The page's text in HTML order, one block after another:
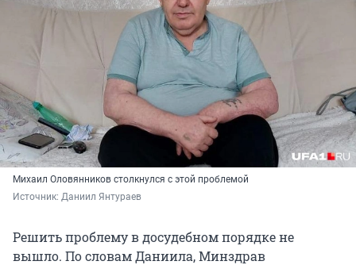
Михаил Оловянников столкнулся с этой проблемой
Источник: Даниил Янтураев
Решить проблему в досудебном порядке не
вышло. По словам Даниила, Минздрав